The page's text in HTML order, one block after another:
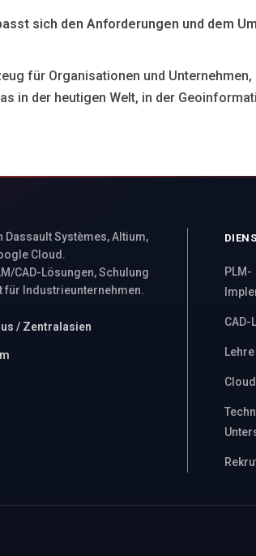
sich den Anforderungen und dem
für Organisationen und
in der heutigen Welt, in der
Systèmes, Altium,
Cloud.
CAD-Lösungen, Schulung
für Industrieunternehmen.
/ Zentralasien
PLM-
CAD-
Lehre